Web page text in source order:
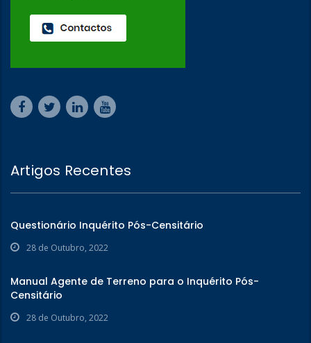
Artigos Recentes
Questionário Inquérito Pós-Censitário
28 de Outubro, 2022
Manual Agente de Terreno para o Inquérito Pós-
Censitário
28 de Outubro, 2022